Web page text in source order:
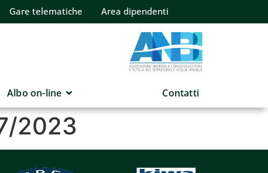
Gare telematiche Area dipendenti
Albo on-line Contatti
2023